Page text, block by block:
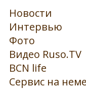
Новости
Интервью
Фото
Видео Ruso.TV
BCN life
Сервис на